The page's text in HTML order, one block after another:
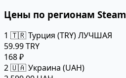
Цены по регионам Steam
1 🇹🇷 Турция (TRY)ЛУЧШАЯ
59.99 TRY
168 ₽
2🇺🇦 Украина (UAH)